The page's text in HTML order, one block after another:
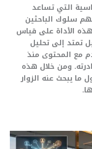
التي تساعد
سلوك الباحثين
الأداة على قياس
تمتد إلى تحليل
مع المحتوى منذ
ومن خلال هذه
ما يبحث عنه الزوار